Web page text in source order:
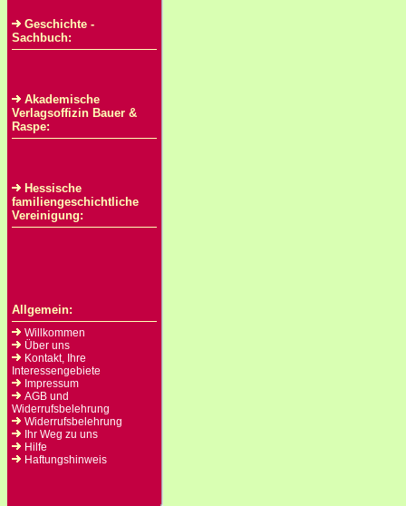
Geschichte -
Sachbuch:
Akademische
Verlagsoffizin Bauer &
Raspe:
Hessische
familiengeschichtliche
Vereinigung:
Allgemein:
Willkommen
Über uns
Kontakt, Ihre
Interessengebiete
Impressum
AGB und
Widerrufsbelehrung
Widerrufsbelehrung
Ihr Weg zu uns
Hilfe
Haftungshinweis